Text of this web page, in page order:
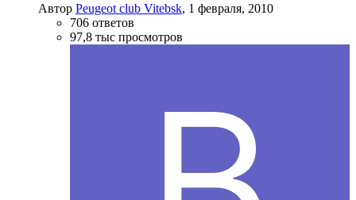
Автор Peugeot club Vitebsk, 1 февраля, 2010
706 ответов
97,8 тыс просмотров